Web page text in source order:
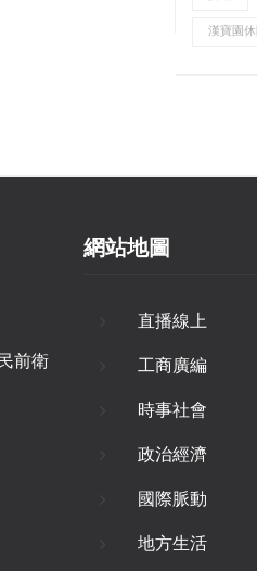
漢寶園
前衛
網站地圖
直播線上
工商廣編
時事社會
政治經濟
國際脈動
地方生活